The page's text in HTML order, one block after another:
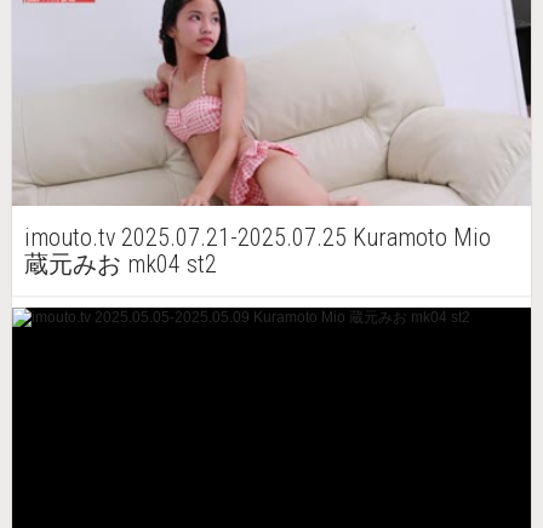
imouto.tv 2025.07.21-2025.07.25 Kuramoto Mio
蔵元みお mk04 st2